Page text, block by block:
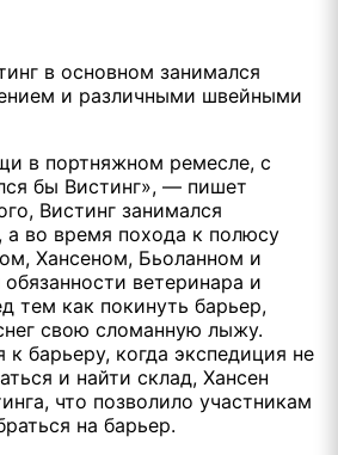
в основном занимался
и различными швейными
в портняжном ремесле, с
бы Вистинг», — пишет
Вистинг занимался
а во время похода к полюсу
Хансеном, Бьоланном и
ветеринара и
тем как покинуть барьер,
свою сломанную лыжу.
барьеру, когда экспедиция не
и найти склад, Хансен
что позволило участникам
на барьер.